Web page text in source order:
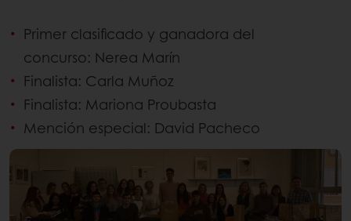
Primer clasificado y ganadora del
concurso: Nerea Marín
Finalista: Carla Muñoz
Finalista: Mariona Proubasta
Mención especial: David Pacheco